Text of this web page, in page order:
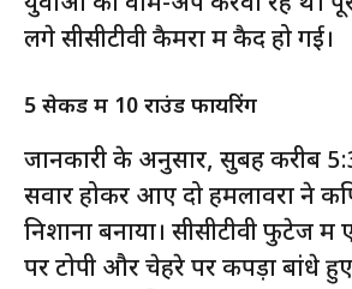
लगे सीसीटीवी कैमरों में कैद हो गई।
5 सेकेंड में 10 राउंड फायरिंग
जानकारी के अनुसार, सुबह करीब
सवार होकर आए दो हमलावरों ने
निशाना बनाया। सीसीटीवी फुटेज
पर टोपी और चेहरे पर कपड़ा बांधे हुए